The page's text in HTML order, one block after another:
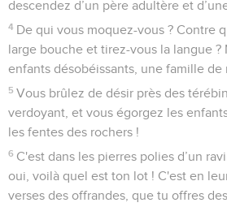
descendez d’un père adultère et
4 De qui vous moquez-vous ? Contre
large bouche et tirez-vous la langue ?
enfants désobéissants, une famille de
5 Vous brûlez de désir près des
verdoyant, et vous égorgez les
les fentes des rochers !
6 C'est dans les pierres polies d’un
oui, voilà quel est ton lot ! C'est en
verses des offrandes, que tu offres